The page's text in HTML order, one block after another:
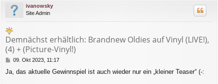
ivanowsky
Site Admin
Demnächst erhältlich: Brandnew Oldies auf Vinyl (LIVE!),
(4) + (Picture-Vinyl!)
B
i
09. Okt 2023, 11:17
Ja, das aktuelle Gewinnspiel ist auch wieder nur ein „kleiner Teaser“ (-: